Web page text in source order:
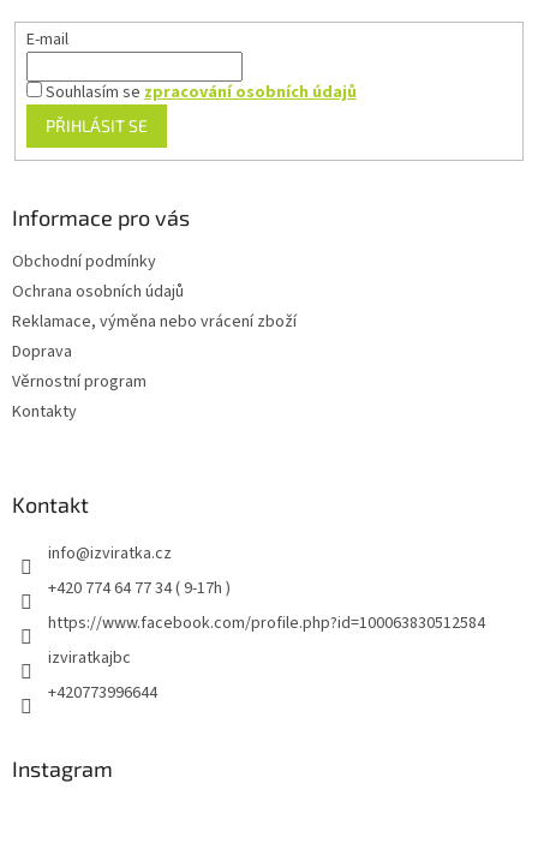
E-mail
Souhlasím se zpracování osobních údajů
PŘIHLÁSIT SE
Informace pro vás
Obchodní podmínky
Ochrana osobních údajů
Reklamace, výměna nebo vrácení zboží
Doprava
Věrnostní program
Kontakty
Kontakt
info@izviratka.cz
+420 774 64 77 34 ( 9-17h )
https://www.facebook.com/profile.php?id=100063830512584
izviratkajbc
+420773996644
Instagram